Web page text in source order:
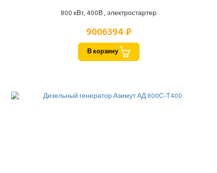
800 кВт, 400В , электростартер
9006394 ₽
В корзину